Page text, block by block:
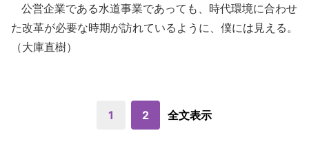
公営企業である水道事業であっても、時代環境に合わせ
た改革が必要な時期が訪れているように、僕には見える。
（大庫直樹）
1 2 全文表示